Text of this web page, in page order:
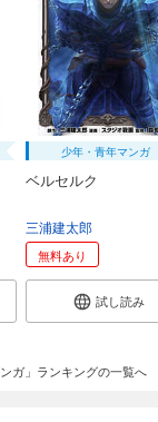
少年・青年マンガ
ベルセルク
三浦建太郎
無料あり
試し読み
ンガ」ランキングの一覧へ